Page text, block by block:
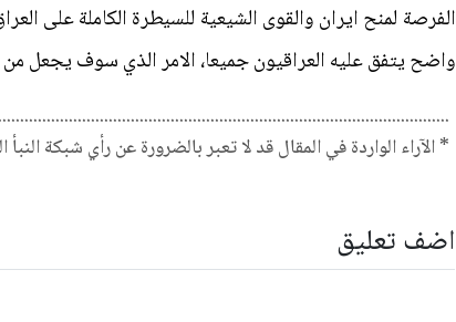
الفرصة لمنح ايران والقوى الشيعية للسيطرة الكاملة على
واضح يتفق عليه العراقيون جميعا، الامر الذي سوف يجعل من
* الآراء الواردة في المقال قد لا تعبر بالضرورة عن رأي شبكة النبأ
اضف تعليق